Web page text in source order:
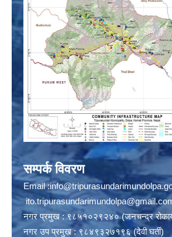
सम्पर्क विवरण
Email :
नगर प्रमुख : ९८५१०२९२४० (जनचन्द्र
नगर उप प्रमुख : ९८४९३२७१९६ (देवी घर्ती)